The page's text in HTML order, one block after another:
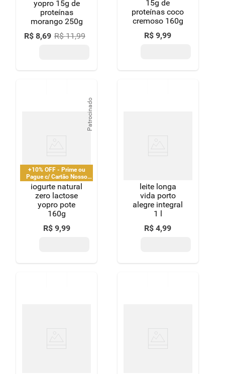
yopro 15g de
proteínas
morango 250g
R$ 8,69 R$ 11,99
15g de
proteínas coco
cremoso 160g
R$ 9,99
Patrocinado
+10% OFF - Prime ou
Pague c/ Cartão Nosso
Pay
iogurte natural
zero lactose
yopro pote
160g
R$ 9,99
leite longa
vida porto
alegre integral
1 l
R$ 4,99